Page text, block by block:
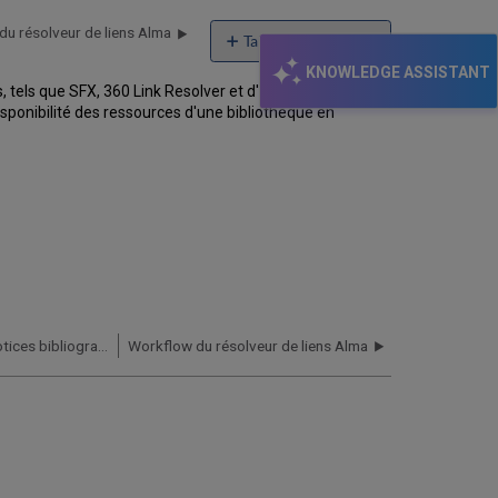
KNOWLEDGE ASSISTANT
Table of contents
No
headers
résolveur de liens Alma
que SFX, 360 Link Resolver et d'autres.
des ressources d'une bibliothèque en
Workflow du résolveur de liens Alma